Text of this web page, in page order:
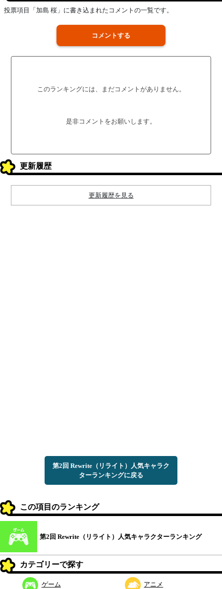
投票項目「加島 桜」に書き込まれたコメントの一覧です。
コメントする
このランキングには、まだコメントがありません。
是非コメントをお願いします。
更新履歴
更新履歴を見る
第2回 Rewrite（リライト）人気キャラク
ターランキングに戻る
この項目のランキング
第2回 Rewrite（リライト）人気キャラクターランキング
カテゴリーで探す
ゲーム アニメ